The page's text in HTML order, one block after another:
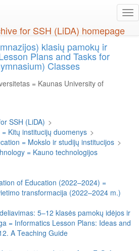
klasių pamokų ir
Plans and Tasks for
Classes
= Kaunas University of
SSH (LiDA) >
Kitų institucijų duomenys >
= Mokslo ir studijų institucijos >
= Kauno technologijos
of Education (2022–2024) =
transformacija (2022–2024 m.)
5–12 klasės pamokų idėjos ir
= Informatics Lesson Plans: Ideas and
A Teaching Guide